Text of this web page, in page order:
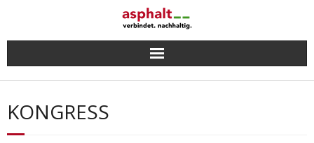
Startseite
Kongress
KONGRESS